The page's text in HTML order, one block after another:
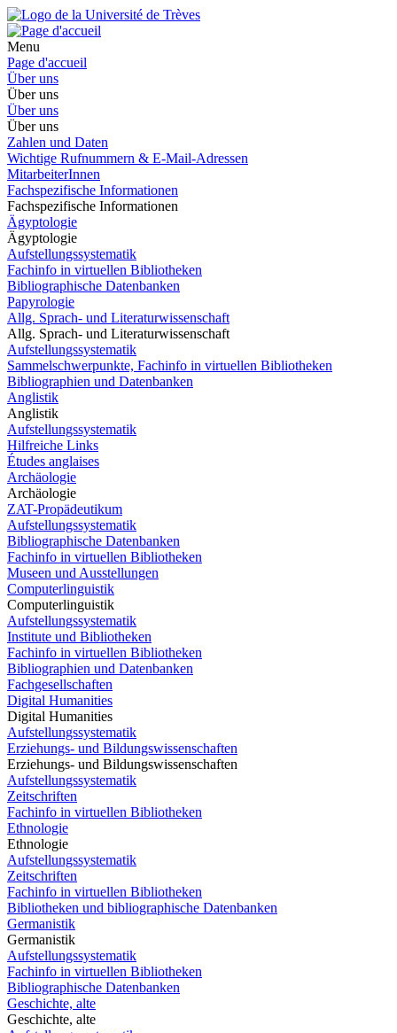
Menu
Page d'accueil
Über uns
Über uns
Über uns
Über uns
Zahlen und Daten
Wichtige Rufnummern & E-Mail-Adressen
MitarbeiterInnen
Fachspezifische Informationen
Fachspezifische Informationen
Ägyptologie
Ägyptologie
Aufstellungssystematik
Fachinfo in virtuellen Bibliotheken
Bibliographische Datenbanken
Papyrologie
Allg. Sprach- und Literaturwissenschaft
Allg. Sprach- und Literaturwissenschaft
Aufstellungssystematik
Sammelschwerpunkte, Fachinfo in virtuellen Bibliotheken
Bibliographien und Datenbanken
Anglistik
Anglistik
Aufstellungssystematik
Hilfreiche Links
Études anglaises
Archäologie
Archäologie
ZAT-Propädeutikum
Aufstellungssystematik
Bibliographische Datenbanken
Fachinfo in virtuellen Bibliotheken
Museen und Ausstellungen
Computerlinguistik
Computerlinguistik
Aufstellungssystematik
Institute und Bibliotheken
Fachinfo in virtuellen Bibliotheken
Bibliographien und Datenbanken
Fachgesellschaften
Digital Humanities
Digital Humanities
Aufstellungssystematik
Erziehungs- und Bildungswissenschaften
Erziehungs- und Bildungswissenschaften
Aufstellungssystematik
Zeitschriften
Fachinfo in virtuellen Bibliotheken
Ethnologie
Ethnologie
Aufstellungssystematik
Zeitschriften
Fachinfo in virtuellen Bibliotheken
Bibliotheken und bibliographische Datenbanken
Germanistik
Germanistik
Aufstellungssystematik
Fachinfo in virtuellen Bibliotheken
Bibliographische Datenbanken
Geschichte, alte
Geschichte, alte